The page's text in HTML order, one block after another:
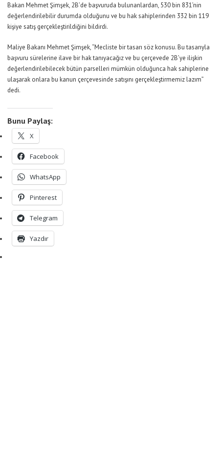
Bakan Mehmet Şimşek, 2B’de başvuruda bulunanlardan, 530 bin 831’nin
değerlendirilebilir durumda olduğunu ve bu hak sahiplerinden 332 bin 119
kişiye satış gerçekleştirildiğini bildirdi.
Maliye Bakanı Mehmet Şimşek, “Mecliste bir tasarı söz konusu. Bu tasarıyla
başvuru sürelerine ilave bir hak tanıyacağız ve bu çerçevede 2B’ye ilişkin
değerlendirilebilecek bütün parselleri mümkün olduğunca hak sahiplerine
ulaşarak onlara bu kanun çerçevesinde satışını gerçekleştirmemiz lazım”
dedi.
Bunu Paylaş:
X
Facebook
WhatsApp
Pinterest
Telegram
Yazdır